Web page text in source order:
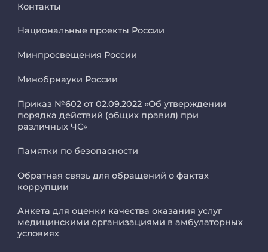
Контакты
Национальные проекты России
Минпросвещения России
Минобрнауки России
Приказ №602 от 02.09.2022 «Об утверждении
порядка действий (общих правил) при
различных ЧС»
Памятки по безопасности
Обратная связь для обращений о фактах
коррупции
Анкета для оценки качества оказания услуг
медицинскими организациями в амбулаторных
условиях